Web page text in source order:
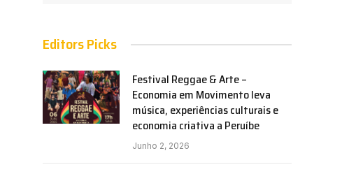
Editors Picks
Festival Reggae & Arte –
Economia em Movimento leva
música, experiências culturais e
economia criativa a Peruíbe
Junho 2, 2026